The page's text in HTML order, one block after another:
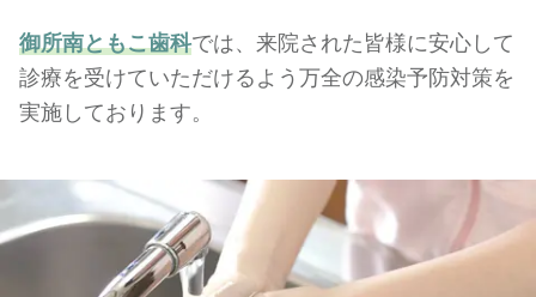
御所南ともこ歯科では、来院された皆様に安心して
診療を受けていただけるよう万全の感染予防対策を
実施しております。